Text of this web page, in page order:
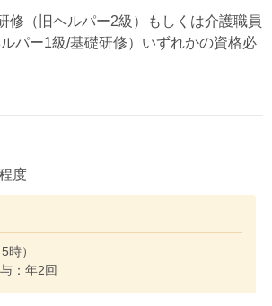
修（旧ヘルパー2級）もしくは介護職員
パー1級/基礎研修）いずれかの資格必
度
）
：年2回